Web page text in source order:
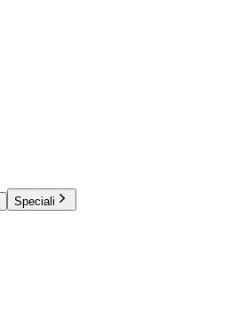
Speciali